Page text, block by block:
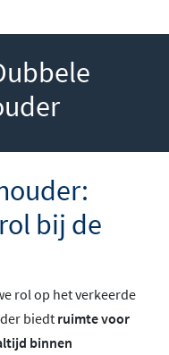
bij de
rol op het verkeerde
biedt ruimte voor
binnen